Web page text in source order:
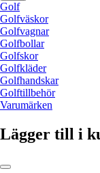
Golf
Golfväskor
Golfvagnar
Golfbollar
Golfskor
Golfkläder
Golfhandskar
Golftillbehör
Varumärken
Lägger till i